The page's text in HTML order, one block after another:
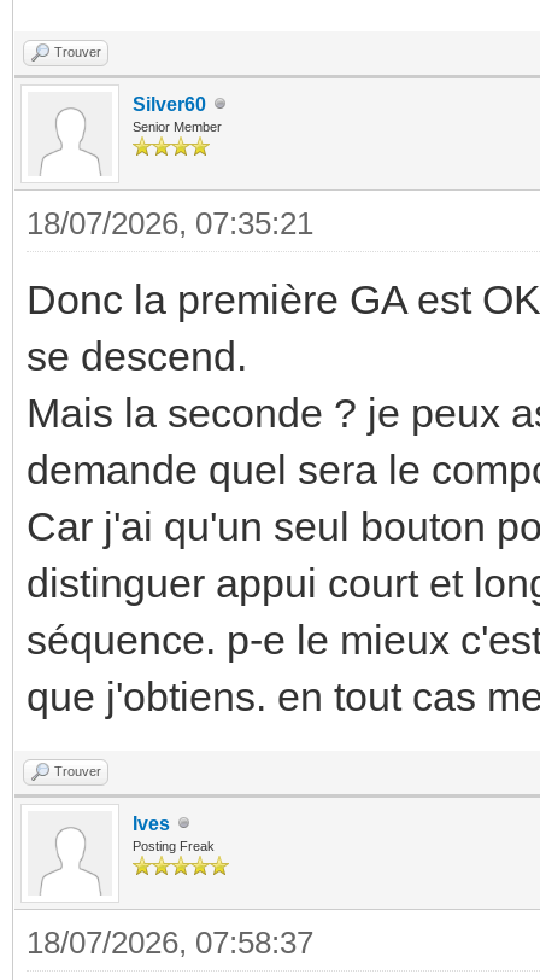
Trouver
Silver60
Senior Member
18/07/2026, 07:35:21
Donc la première GA est
se descend.
Mais la seconde ? je peux
demande quel sera le
Car j'ai qu'un seul bouton
distinguer appui court et
séquence. p-e le mieux
que j'obtiens. en tout cas
Trouver
Ives
Posting Freak
18/07/2026, 07:58:37